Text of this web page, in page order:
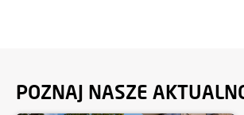
POZNAJ NASZE